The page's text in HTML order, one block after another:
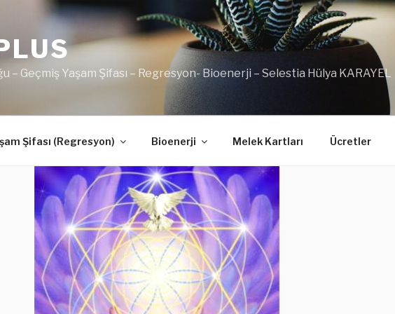
– Geçmiş Yaşam Şifası – Regresyon- Bioenerji – Selestia Hülya KARAYEL
Şifası (Regresyon) Bioenerji Melek Kartları Ücretler